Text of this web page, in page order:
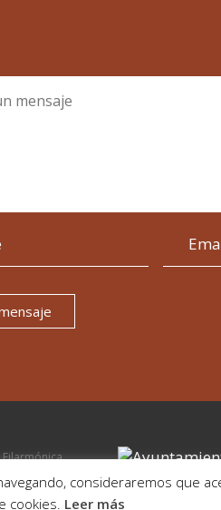
consideraremos que
cookies. Leer más